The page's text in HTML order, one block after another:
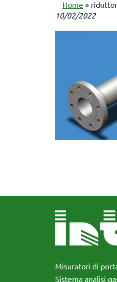
Home »
10/02/2022
Misuratori di
Sistema analisi